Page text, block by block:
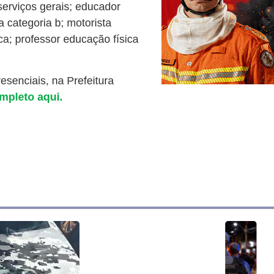
gerais; educador
categoria b; motorista
professor educação física
na Prefeitura
aqui.